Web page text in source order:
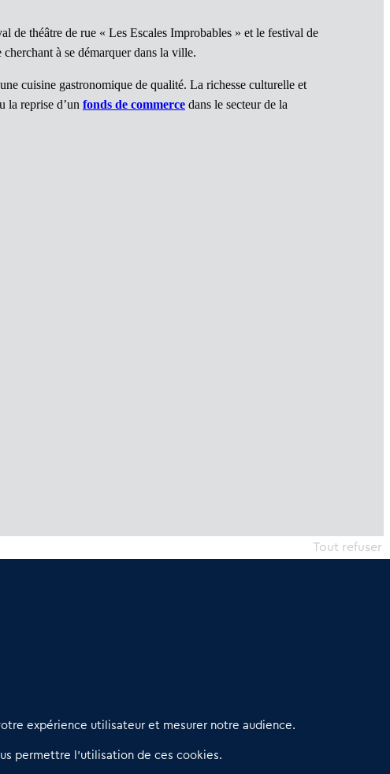
de théâtre de rue « Les Escales Improbables » et le festival de
cherchant à se démarquer dans la ville.
cuisine gastronomique de qualité. La richesse culturelle et
la reprise d’un fonds de commerce dans le secteur de la
expérience utilisateur et mesurer notre audience.
permettre l’utilisation de ces cookies.
Tout refuser